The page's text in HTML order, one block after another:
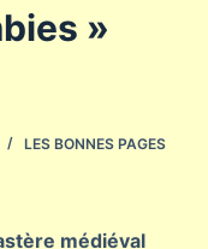
»
LES BONNES PAGES
médiéval